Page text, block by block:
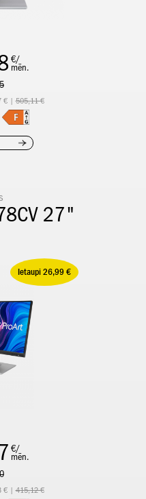
€/
mēn.
€ |505,11 €
27"
Ietaupi 26,99 €
€/
mēn.
€ |415,12 €